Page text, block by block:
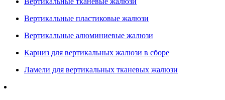
Вертикальные пластиковые жалюзи
Вертикальные алюминиевые жалюзи
Карниз для вертикальных жалюзи в сборе
Ламели для вертикальных тканевых жалюзи